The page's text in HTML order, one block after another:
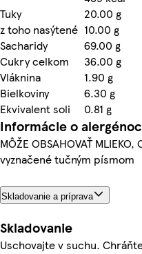
Tuky
20.00 g
z toho nasýtené 10.00 g
Sacharidy
69.00 g
Cukry celkom
36.00 g
Vláknina
1.90 g
Bielkoviny
6.30 g
Ekvivalent soli
0.81 g
Informácie o
MÔŽE OBSAHOVAŤ
vyznačené tučným písmom
Skladovanie a príprava
Skladovanie
Uschovajte v suchu.